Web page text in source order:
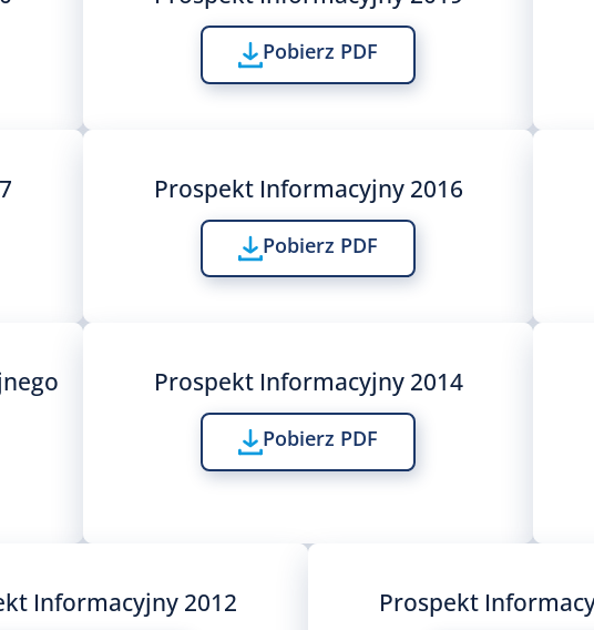
Pobierz PDF
Prospekt Informacyjny 2016
Pobierz PDF
Prospekt Informacyjny 2014
Pobierz PDF
Informacyjny 2012 Prospekt